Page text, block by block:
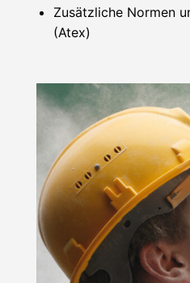
Zusätzliche Normen
(Atex)